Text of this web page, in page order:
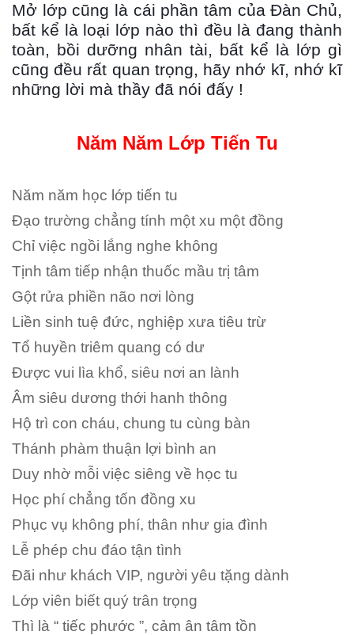
Mở lớp cũng là cái phần tâm của Đàn Chủ,
bất kể là loại lớp nào thì đều là đang thành
toàn, bồi dưỡng nhân tài, bất kể là lớp gì
cũng đều rất quan trọng, hãy nhớ kĩ, nhớ kĩ
những lời mà thầy đã nói đấy !
Năm Năm Lớp Tiến Tu
Năm năm học lớp tiến tu
Đạo trường chẳng tính một xu một đồng
Chỉ việc ngồi lắng nghe không
Tịnh tâm tiếp nhận thuốc mầu trị tâm
Gột rửa phiền não nơi lòng
Liền sinh tuệ đức, nghiệp xưa tiêu trừ
Tổ huyền triêm quang có dư
Được vui lìa khổ, siêu nơi an lành
Âm siêu dương thới hanh thông
Hộ trì con cháu, chung tu cùng bàn
Thánh phàm thuận lợi bình an
Duy nhờ mỗi việc siêng về học tu
Học phí chẳng tốn đồng xu
Phục vụ không phí, thân như gia đình
Lễ phép chu đáo tận tình
Đãi như khách VIP, người yêu tặng dành
Lớp viên biết quý trân trọng
Thì là “ tiếc phước ”, cảm ân tâm tồn